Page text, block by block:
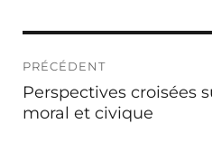
de
l’article
PRÉCÉDENT
Publication
précédente :
Perspectives croisées
moral et civique